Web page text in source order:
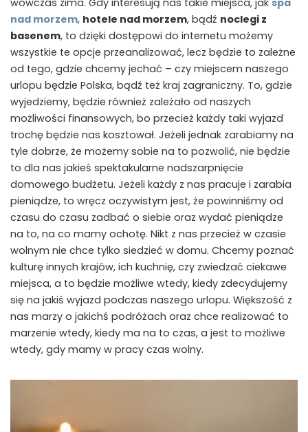
nad morzem, hotele nad morzem, bądź noclegi z
basenem, to dzięki dostępowi do internetu możemy
wszystkie te opcje przeanalizować, lecz będzie to zależne
od tego, gdzie chcemy jechać – czy miejscem naszego
urlopu będzie Polska, bądź też kraj zagraniczny. To, gdzie
wyjedziemy, będzie również zależało od naszych
możliwości finansowych, bo przecież każdy taki wyjazd
trochę będzie nas kosztował. Jeżeli jednak zarabiamy na
tyle dobrze, że możemy sobie na to pozwolić, nie będzie
to dla nas jakieś spektakularne nadszarpnięcie
domowego budżetu. Jeżeli każdy z nas pracuje i zarabia
pieniądze, to wręcz oczywistym jest, że powinniśmy od
czasu do czasu zadbać o siebie oraz wydać pieniądze
na to, na co mamy ochotę. Nikt z nas przecież w czasie
wolnym nie chce tylko siedzieć w domu. Chcemy poznać
kulturę innych krajów, ich kuchnię, czy zwiedzać ciekawe
miejsca, a to będzie możliwe wtedy, kiedy zdecydujemy
się na jakiś wyjazd podczas naszego urlopu. Większość z
nas marzy o jakichś podróżach oraz chce realizować to
marzenie wtedy, kiedy ma na to czas, a jest to możliwe
wtedy, gdy mamy w pracy czas wolny.